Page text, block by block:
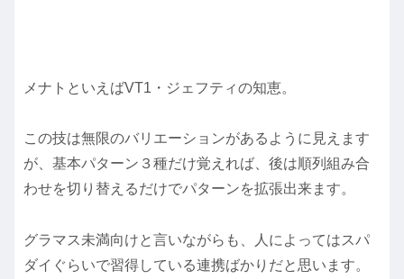
メナトといえばVT1・ジェフティの知恵。
この技は無限のバリエーションがあるように見えます
が、基本パターン３種だけ覚えれば、後は順列組み合
わせを切り替えるだけでパターンを拡張出来ます。
グラマス未満向けと言いながらも、人によってはスパ
ダイぐらいで習得している連携ばかりだと思います。